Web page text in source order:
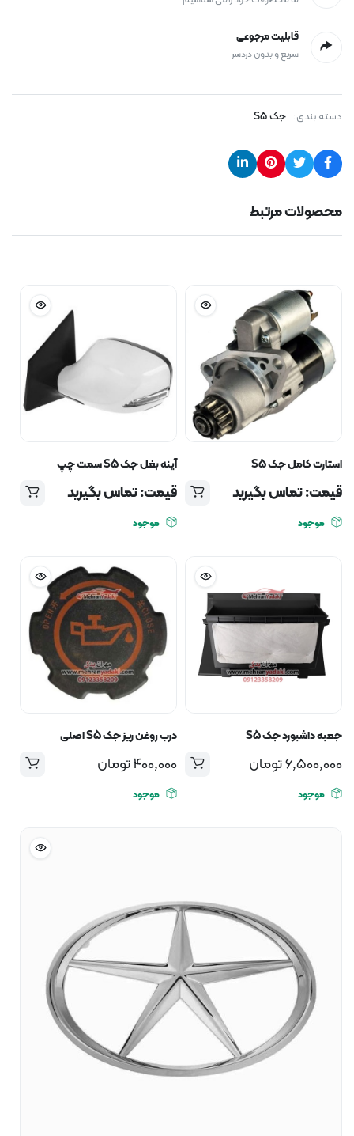
قابلیت مرجوعی
سریع و بدون دردسر
دسته بندی: جک S5
محصولات مرتبط
استارت کامل جک S5
قیمت: تماس بگیرید
موجود
آینه بغل جک S5 سمت چپ
قیمت: تماس بگیرید
موجود
جعبه داشبورد جک S5
6,500,000تومان
موجود
درب روغن ریز جک S5 اصلی
400,000تومان
موجود